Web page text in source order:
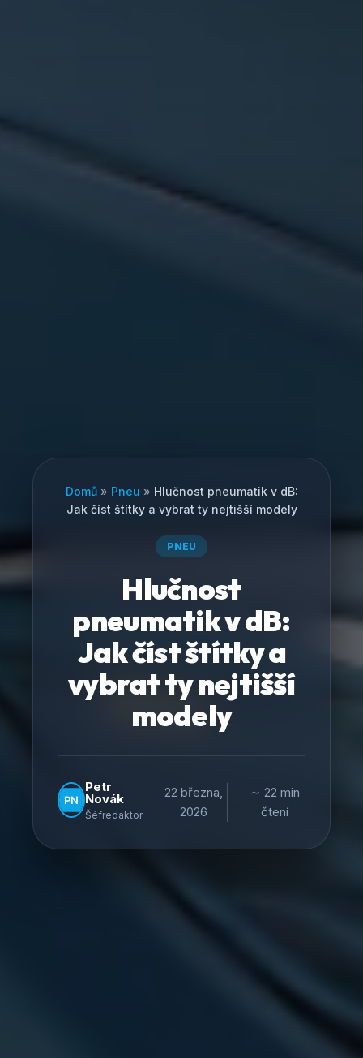
Domů» Pneu » Hlučnost pneumatik v dB:
Jak číst štítky a vybrat ty nejtišší modely
PNEU
Hlučnost
pneumatik v dB:
Jak číst štítky a
vybrat ty nejtišší
modely
Petr
Novák
Šéfredaktor
22 března,
2026
∼ 22 min
čtení